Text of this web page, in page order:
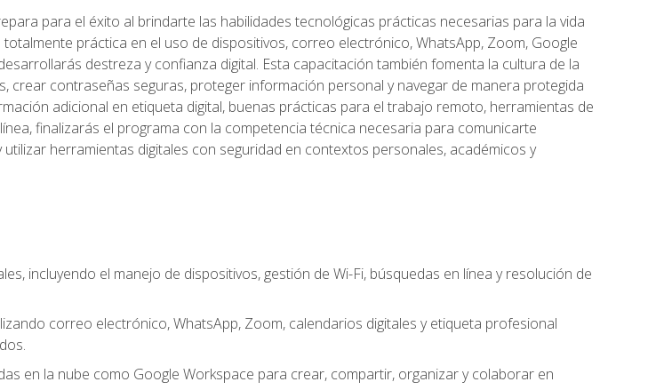
para el éxito al brindarte las habilidades tecnológicas prácticas necesarias para la vida
práctica en el uso de dispositivos, correo electrónico, WhatsApp, Zoom, Google
destreza y confianza digital. Esta capacitación también fomenta la cultura de la
crear contraseñas seguras, proteger información personal y navegar de manera protegida
adicional en etiqueta digital, buenas prácticas para el trabajo remoto, herramientas de
finalizarás el programa con la competencia técnica necesaria para comunicarte
herramientas digitales con seguridad en contextos personales, académicos y
incluyendo el manejo de dispositivos, gestión de Wi-Fi, búsquedas en línea y resolución de
correo electrónico, WhatsApp, Zoom, calendarios digitales y etiqueta profesional
en la nube como Google Workspace para crear, compartir, organizar y colaborar en